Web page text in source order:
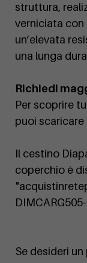
struttura,
verniciata
un’elevata
una lunga
Richiedi
Per scoprire
puoi scaricare
Il cestino
coperchio è
Se desideri